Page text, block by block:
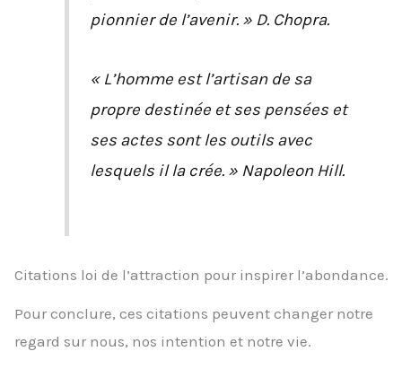
pionnier de l’avenir. » D. Chopra.
« L’homme est l’artisan de sa
propre destinée et ses pensées et
ses actes sont les outils avec
lesquels il la crée. » Napoleon Hill.
Citations loi de l’attraction pour inspirer l’abondance.
Pour conclure, ces citations peuvent changer notre
regard sur nous, nos intention et notre vie.